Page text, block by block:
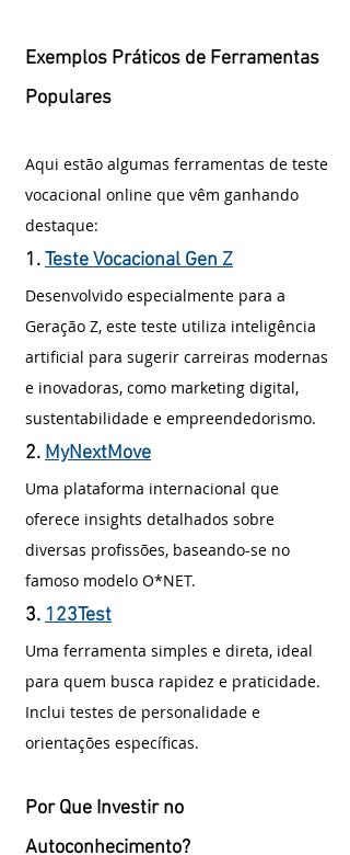
Exemplos Práticos de Ferramentas
Populares
Aqui estão algumas ferramentas de teste
vocacional online que vêm ganhando
destaque:
1. Teste Vocacional Gen Z
Desenvolvido especialmente para a
Geração Z, este teste utiliza inteligência
artificial para sugerir carreiras modernas
e inovadoras, como marketing digital,
sustentabilidade e empreendedorismo.
2. MyNextMove
Uma plataforma internacional que
oferece insights detalhados sobre
diversas profissões, baseando-se no
famoso modelo O*NET.
3. 123Test
Uma ferramenta simples e direta, ideal
para quem busca rapidez e praticidade.
Inclui testes de personalidade e
orientações específicas.
Por Que Investir no
Autoconhecimento?